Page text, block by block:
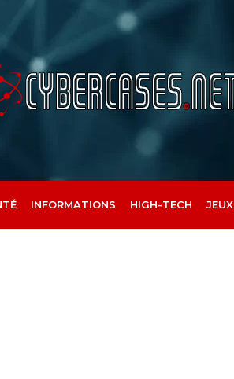
INFORMATIONS HIGH-TECH JEUX